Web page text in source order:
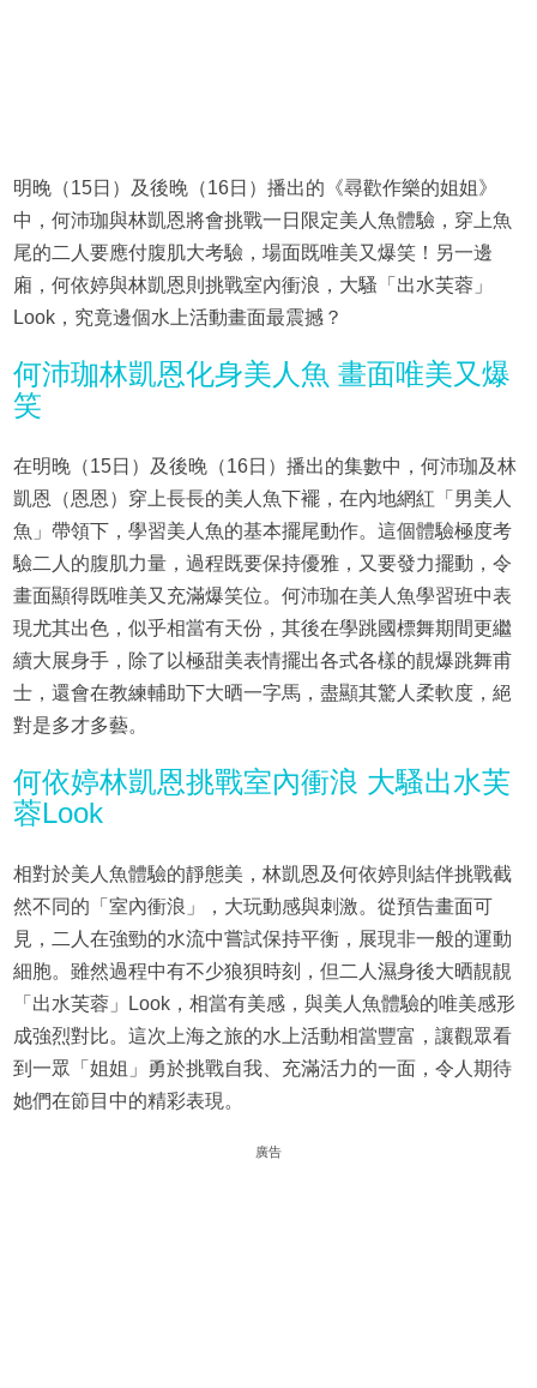
明晚（15日）及後晚（16日）播出的《尋歡作樂的姐姐》
中，何沛珈與林凱恩將會挑戰一日限定美人魚體驗，穿上魚
尾的二人要應付腹肌大考驗，場面既唯美又爆笑！另一邊
廂，何依婷與林凱恩則挑戰室內衝浪，大騷「出水芙蓉」
Look，究竟邊個水上活動畫面最震撼？
何沛珈林凱恩化身美人魚 畫面唯美又爆
笑
在明晚（15日）及後晚（16日）播出的集數中，何沛珈及林
凱恩（恩恩）穿上長長的美人魚下襬，在內地網紅「男美人
魚」帶領下，學習美人魚的基本擺尾動作。這個體驗極度考
驗二人的腹肌力量，過程既要保持優雅，又要發力擺動，令
畫面顯得既唯美又充滿爆笑位。何沛珈在美人魚學習班中表
現尤其出色，似乎相當有天份，其後在學跳國標舞期間更繼
續大展身手，除了以極甜美表情擺出各式各樣的靚爆跳舞甫
士，還會在教練輔助下大晒一字馬，盡顯其驚人柔軟度，絕
對是多才多藝。
何依婷林凱恩挑戰室內衝浪 大騷出水芙
蓉Look
相對於美人魚體驗的靜態美，林凱恩及何依婷則結伴挑戰截
然不同的「室內衝浪」，大玩動感與刺激。從預告畫面可
見，二人在強勁的水流中嘗試保持平衡，展現非一般的運動
細胞。雖然過程中有不少狼狽時刻，但二人濕身後大晒靚靚
「出水芙蓉」Look，相當有美感，與美人魚體驗的唯美感形
成強烈對比。這次上海之旅的水上活動相當豐富，讓觀眾看
到一眾「姐姐」勇於挑戰自我、充滿活力的一面，令人期待
她們在節目中的精彩表現。
廣告